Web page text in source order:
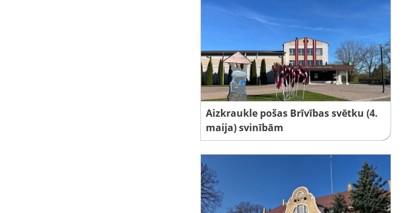
Aizkraukle pošas Brīvības svētku (4.
maija) svinībām